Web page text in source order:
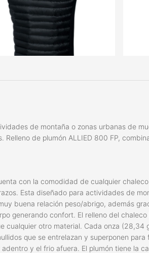
de montaña o zonas urbanas de
Relleno de plumón ALLIED 800 FP,
con la comodidad de cualquier
Esta diseñado para actividades de
buena relación peso/abrigo, además
generando confort. El relleno del chaleco
cualquier otro material. Cada onza (28,34
que se entrelazan y superponen para
y el frio afuera. El plumón tiene la